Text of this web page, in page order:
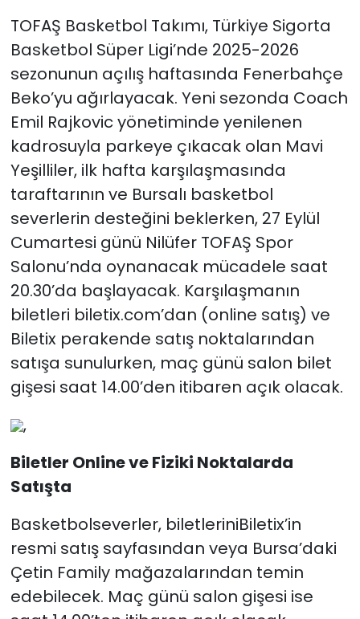
TOFAŞ Basketbol Takımı, Türkiye Sigorta
Basketbol Süper Ligi’nde 2025-2026
sezonunun açılış haftasında Fenerbahçe
Beko’yu ağırlayacak. Yeni sezonda Coach
Emil Rajkovic yönetiminde yenilenen
kadrosuyla parkeye çıkacak olan Mavi
Yeşilliler, ilk hafta karşılaşmasında
taraftarının ve Bursalı basketbol
severlerin desteğini beklerken, 27 Eylül
Cumartesi günü Nilüfer TOFAŞ Spor
Salonu’nda oynanacak mücadele saat
20.30’da başlayacak. Karşılaşmanın
biletleri biletix.com’dan (online satış) ve
Biletix perakende satış noktalarından
satışa sunulurken, maç günü salon bilet
gişesi saat 14.00’den itibaren açık olacak.
,
Biletler Online ve Fiziki Noktalarda
Satışta
Basketbolseverler, biletleriniBiletix’in
resmi satış sayfasından veya Bursa’daki
Çetin Family mağazalarından temin
edebilecek. Maç günü salon gişesi ise